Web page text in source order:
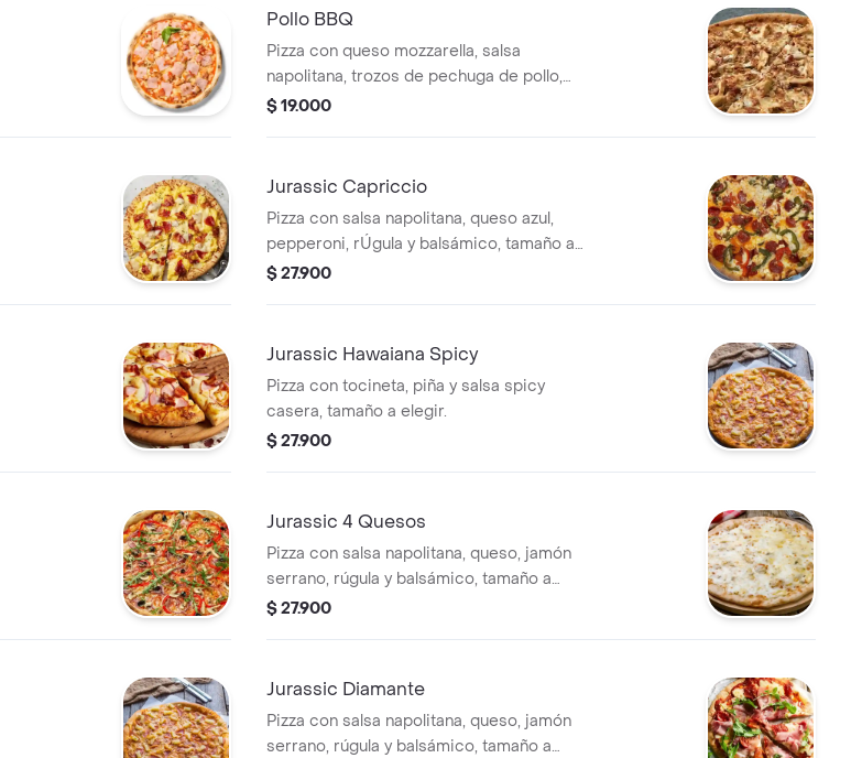
Pollo BBQ
Pizza con queso mozzarella, salsa
napolitana, trozos de pechuga de pollo,
salsa BBQ y especias.
$ 19.000
Jurassic Capriccio
Pizza con salsa napolitana, queso azul,
pepperoni, rÚgula y balsámico, tamaño a
elegir.
$ 27.900
Jurassic Hawaiana Spicy
Pizza con tocineta, piña y salsa spicy
casera, tamaño a elegir.
$ 27.900
Jurassic 4 Quesos
Pizza con salsa napolitana, queso, jamón
serrano, rúgula y balsámico, tamaño a
elegir.
$ 27.900
Jurassic Diamante
Pizza con salsa napolitana, queso, jamón
serrano, rúgula y balsámico, tamaño a